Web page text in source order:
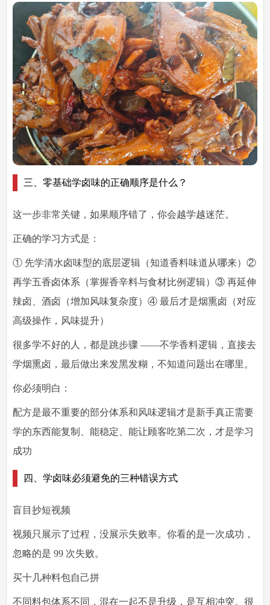
三、零基础学卤味的正确顺序是什么？
这一步非常关键，如果顺序错了，你会越学越迷茫。
正确的学习方式是：
① 先学清水卤味型的底层逻辑 （知道香料味道从哪来）②
再学五香卤体系 （掌握香辛料与食材比例逻辑）③ 再延伸
辣卤、酒卤 （增加风味复杂度）④ 最后才是烟熏卤 （对应
高级操作，风味提升）
很多学不好的人，都是跳步骤 ——不学香料逻辑，直接去
学烟熏卤，最后做出来发黑发糊，不知道问题出在哪里。
你必须明白：
配方是最不重要的部分体系和风味逻辑才是新手真正需要
学的东西能复制、能稳定、能让顾客吃第二次，才是学习
成功
四、学卤味必须避免的三种错误方式
盲目抄短视频
视频只展示了过程，没展示失败率。你看的是一次成功，
忽略的是 99 次失败。
买十几种料包自己拼
不同料包体系不同，混在一起不是升级，是互相冲突。很